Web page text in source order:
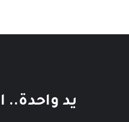
يد واحدة..